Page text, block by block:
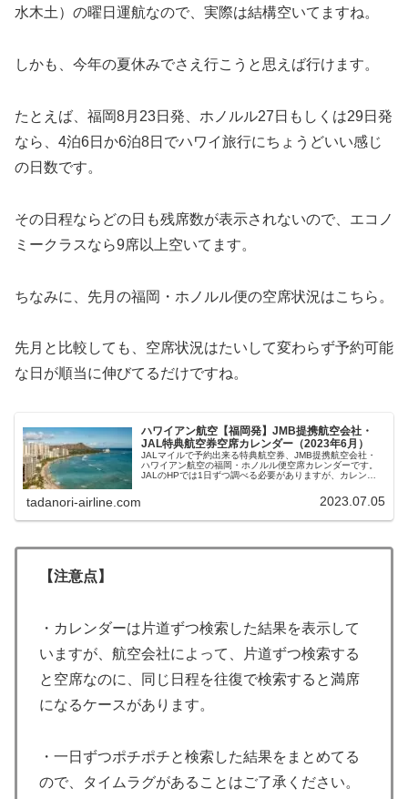
水木土）の曜日運航なので、実際は結構空いてますね。
しかも、今年の夏休みでさえ行こうと思えば行けます。
たとえば、福岡8月23日発、ホノルル27日もしくは29日発
なら、4泊6日か6泊8日でハワイ旅行にちょうどいい感じ
の日数です。
その日程ならどの日も残席数が表示されないので、エコノ
ミークラスなら9席以上空いてます。
ちなみに、先月の福岡・ホノルル便の空席状況はこちら。
先月と比較しても、空席状況はたいして変わらず予約可能
な日が順当に伸びてるだけですね。
ハワイアン航空【福岡発】JMB提携航空会社・
JAL特典航空券空席カレンダー（2023年6月）
JALマイルで予約出来る特典航空券、JMB提携航空会社・
ハワイアン航空の福岡・ホノルル便空席カレンダーです。
JALのHPでは1日ずつ調べる必要がありますが、カレンダ
ミークラス、ビジネスクラスの空席状況が確認できます。
tadanori-airline.com 2023.07.05
【注意点】
・カレンダーは片道ずつ検索した結果を表示して
いますが、航空会社によって、片道ずつ検索する
と空席なのに、同じ日程を往復で検索すると満席
になるケースがあります。
・一日ずつポチポチと検索した結果をまとめてる
ので、タイムラグがあることはご了承ください。